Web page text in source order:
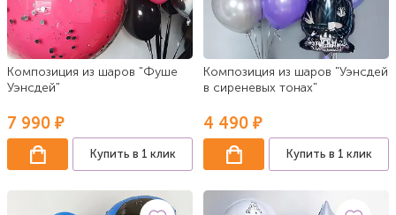
Композиция из шаров "Фуше
Уэнсдей"
7 990 ₽
Купить в 1 клик
Композиция из шаров "Уэнсдей
в сиреневых тонах"
4 490 ₽
Купить в 1 клик